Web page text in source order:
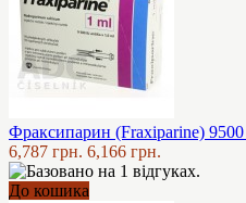
Фраксипарин (Fraxiparine)
6,787 грн. 6,166 грн.
До кошика